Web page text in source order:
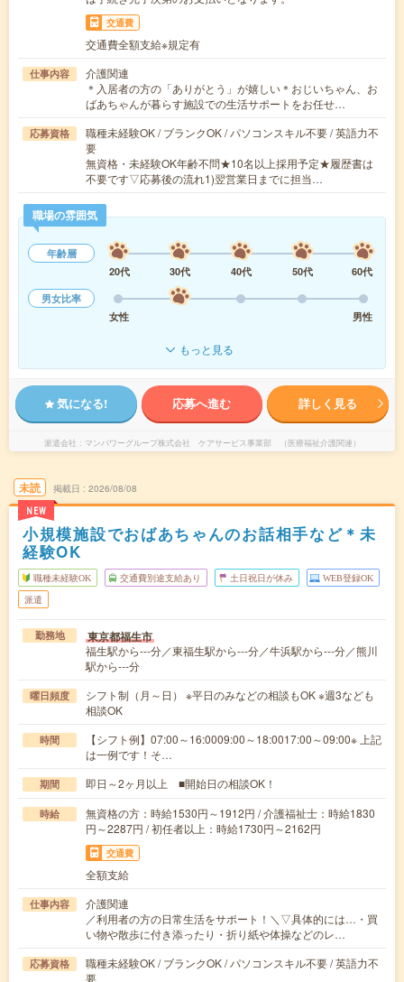
交通費
交通費全額支給※規定有
仕事内容
介護関連
＊入居者の方の「ありがとう」が嬉しい＊おじいちゃん、お
ばあちゃんが暮らす施設での生活サポートをお任せ…
応募資格
職種未経験OK / ブランクOK / パソコンスキル不要 / 英語力不
要
無資格・未経験OK年齢不問★10名以上採用予定★履歴書は
不要です▽応募後の流れ1)翌営業日までに担当…
職場の雰囲気
年齢層
20代
30代 40代 50代
60代
男女比率
女性
男性
もっと見る
気になる! 応募へ進む 詳しく見る
派遣会社 マンパワーグループ株式会社 ケアサービス事業部 （医療福祉介護関連）
未読
NEW
掲載日 2026/08/08
小規模施設でおばあちゃんのお話相手など＊未
経験OK
職種未経験OK 交通費別途支給あり 土日祝日が休み WEB登録OK
派遣
勤務地 東京都福生市
福生駅から---分／東福生駅から---分／牛浜駅から---分／熊川
駅から---分
曜日頻度
シフト制（月～日） ※平日のみなどの相談もOK ※週3なども
相談OK
時間
【シフト例】07:00～16:0009:00～18:0017:00～09:00※ 上記
は一例です！そ…
期間 即日～2ヶ月以上 ■開始日の相談OK！
時給
無資格の方：時給1530円～1912円 / 介護福祉士：時給1830
円～2287円 / 初任者以上：時給1730円～2162円
交通費
全額支給
仕事内容
介護関連
／利用者の方の日常生活をサポート！＼▽具体的には…・買
い物や散歩に付き添ったり・折り紙や体操などのレ…
応募資格
職種未経験OK / ブランクOK / パソコンスキル不要 / 英語力不
要